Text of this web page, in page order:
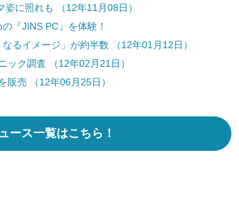
に照れも （12年11月08日）
『JINS PC』を体験！
るイメージ」が約半数 （12年01月12日）
ック調査 （12年02月21日）
販売 （12年06月25日）
ース一覧はこちら！